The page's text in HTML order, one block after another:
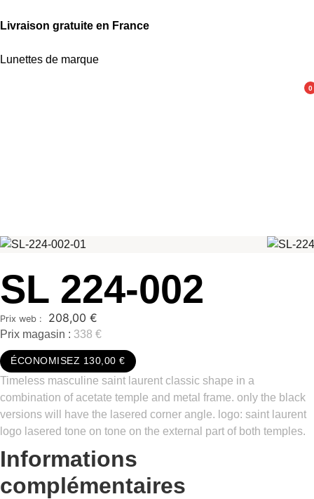
Livraison gratuite en France
Lunettes de marque
0
SL 224-002
208,00 €
Prix magasin : 338 €
ÉCONOMISEZ 130,00 €
Timeless masculine saint laurent classic shape in a
combination of acetate temple and metal frame.​ only the black
versions will have the lasered corner angle.​ logo: saint laurent
logo lasered tone on tone on the external part of both temples.​
Informations
complémentaires